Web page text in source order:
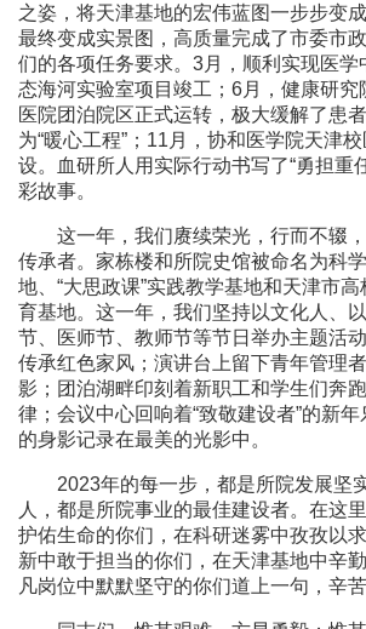
之姿，将天津基地的宏伟蓝图一步步变
最终变成实景图，高质量完成了市委市
们的各项任务要求。3月，顺利实现医学
态海河实验室项目竣工；6月，健康研究
医院团泊院区正式运转，极大缓解了患
为“暖心工程”；11月，协和医学院天津
设。血研所人用实际行动书写了“勇担重
彩故事。
这一年，我们赓续荣光，行而不辍
传承者。家栋楼和所院史馆被命名为科
地、“大思政课”实践教学基地和天津市
育基地。这一年，我们坚持以文化人、
节、医师节、教师节等节日举办主题活
传承红色家风；演讲台上留下青年管理
影；团泊湖畔印刻着新职工和学生们奔
律；会议中心回响着“致敬建设者”的新
的身影记录在最美的光影中。
2023年的每一步，都是所院发展坚
人，都是所院事业的最佳建设者。在这
护佑生命的你们，在科研迷雾中孜孜以
新中敢于担当的你们，在天津基地中辛
凡岗位中默默坚守的你们道上一句，辛苦